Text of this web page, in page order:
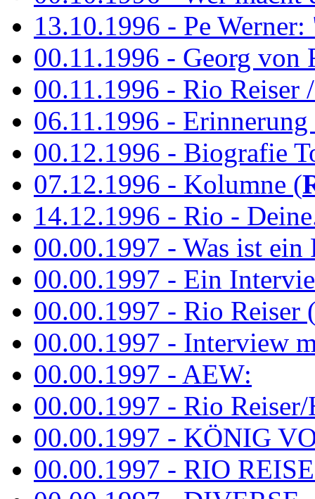
13.10.1996 - Pe
00.11.1996 - Georg von
00.11.1996 - Rio Reiser
06.11.1996 -
00.12.1996 - Biografie
07.12.1996 - Kolumne (
14.12.1996 - Rio -
00.00.1997 - Was ist ein
00.00.1997 - Ein
00.00.1997 - Rio Reiser
00.00.1997 - Interview
00.00.1997 - AEW:
00.00.1997 - Rio Reiser/
00.00.1997 - KÖNIG
00.00.1997 - RIO